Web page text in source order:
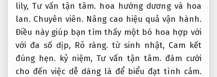
lily,Tư vấn tận tâm. hoa hướng dương và hoa
lan. Chuyên viên. Nâng cao hiệu quả vận hành.
Điều này giúp bạn tìm thấy một bó hoa hợp với
với đa số dịp, Rõ ràng. từ sinh nhật, Cam kết
đúng hẹn. kỷ niệm, Tư vấn tận tâm. đám cưới
cho đến việc dễ dàng là để biểu đạt tình cảm.